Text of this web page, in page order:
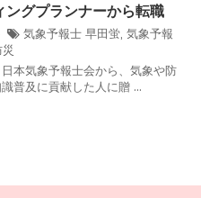
グプランナーから転職
気象予報士 早田蛍, 気象予報
本気象予報士会から、気象や防
普及に貢献した人に贈 ...